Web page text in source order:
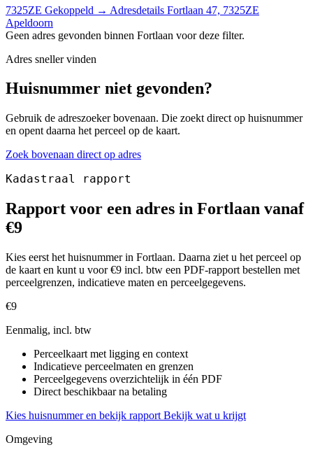
7325ZE Gekoppeld → Adresdetails Fortlaan 47, 7325ZE
Apeldoorn
Geen adres gevonden binnen Fortlaan voor deze filter.
Adres sneller vinden
Huisnummer niet gevonden?
Gebruik de adreszoeker bovenaan. Die zoekt direct op huisnummer
en opent daarna het perceel op de kaart.
Zoek bovenaan direct op adres
Kadastraal rapport
Rapport voor een adres in Fortlaan vanaf
€9
Kies eerst het huisnummer in Fortlaan. Daarna ziet u het perceel op
de kaart en kunt u voor €9 incl. btw een PDF-rapport bestellen met
perceelgrenzen, indicatieve maten en perceelgegevens.
€9
Eenmalig, incl. btw
Perceelkaart met ligging en context
Indicatieve perceelmaten en grenzen
Perceelgegevens overzichtelijk in één PDF
Direct beschikbaar na betaling
Kies huisnummer en bekijk rapport Bekijk wat u krijgt
Omgeving